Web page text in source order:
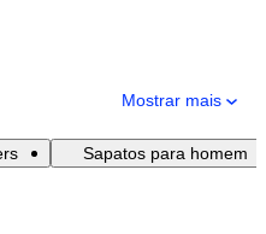
Mostrar mais
Sapatos para homem